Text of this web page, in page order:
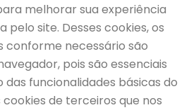
melhorar sua experiência
pelo site. Desses cookies, os
conforme necessário são
pois são essenciais
funcionalidades básicas do
de terceiros que nos